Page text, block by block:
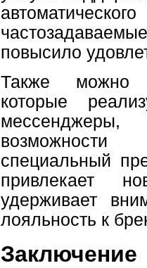
повысило
Также можно
которые
специальный
привлекает
удерживает
лояльность к
Заключение